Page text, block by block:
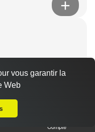
hachée, boursin,
Compte
vous garantir la
Web